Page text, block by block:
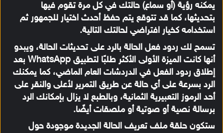
يمكنه رؤية (أو سماع) حالتك في كل مرة تقوم فيها
بتحديثها، كما قد تتوقع يتم حفظ أحدث اختيار للجمهور ثم
استخدامه كخيار افتراضي لحالتك التالية.
تسمح لك ردود فعل الحالة بالرد على تحديثات الحالة، ويبدو
أنها كانت الميزة الأولى الأكثر طلبًا لتطبيق WhatsApp بعد
إطلاق ردود الفعل في الدردشات العام الماضي، كما يمكنك
الرد بسرعة على أي حالة عن طريق التمرير لأعلى والنقر على
أحد الرموز التعبيرية الثمانية، وبالطبع لا يزال بإمكانك الرد
برسالة نصية أو صوتية أو ملصقات أيضًا.
ستكون حلقة ملف تعريف الحالة الجديدة موجودة حول